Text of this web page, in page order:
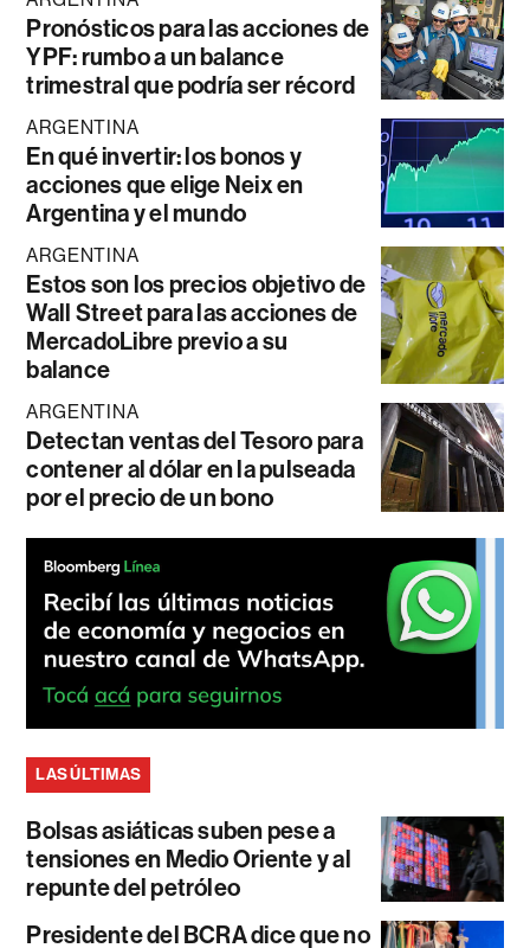
Pronósticos para las acciones de
YPF: rumbo a un balance
trimestral que podría ser récord
ARGENTINA
En qué invertir: los bonos y
acciones que elige Neix en
Argentina y el mundo
ARGENTINA
Estos son los precios objetivo de
Wall Street para las acciones de
MercadoLibre previo a su
balance
ARGENTINA
Detectan ventas del Tesoro para
contener al dólar en la pulseada
por el precio de un bono
LAS ÚLTIMAS
Bolsas asiáticas suben pese a
tensiones en Medio Oriente y al
repunte del petróleo
Presidente del BCRA dice que no